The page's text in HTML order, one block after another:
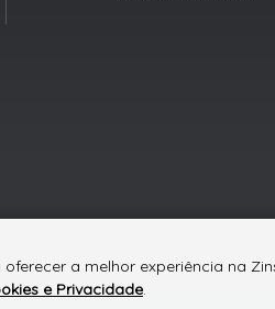
a melhor experiência na
e Privacidade.